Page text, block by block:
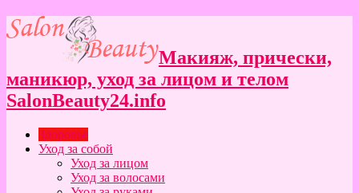
Макияж, прически,
маникюр, уход за лицом и телом
SalonBeauty24.info
Здоровье
Уход за собой
Уход за лицом
Уход за волосами